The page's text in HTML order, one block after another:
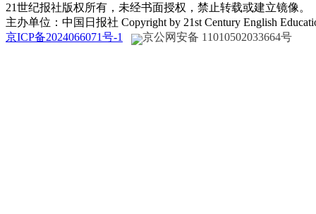
21世纪报社版权所有，未经书面授权，禁止转载或建立镜像。
主办单位：中国日报社 Copyright by 21st Century English
京ICP备2024066071号-1
京公网安备 11010502033664号